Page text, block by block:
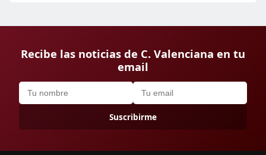
Recibe las noticias de C. Valenciana en tu
email
Suscribirme